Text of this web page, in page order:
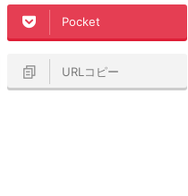
Pocket
URLコピー